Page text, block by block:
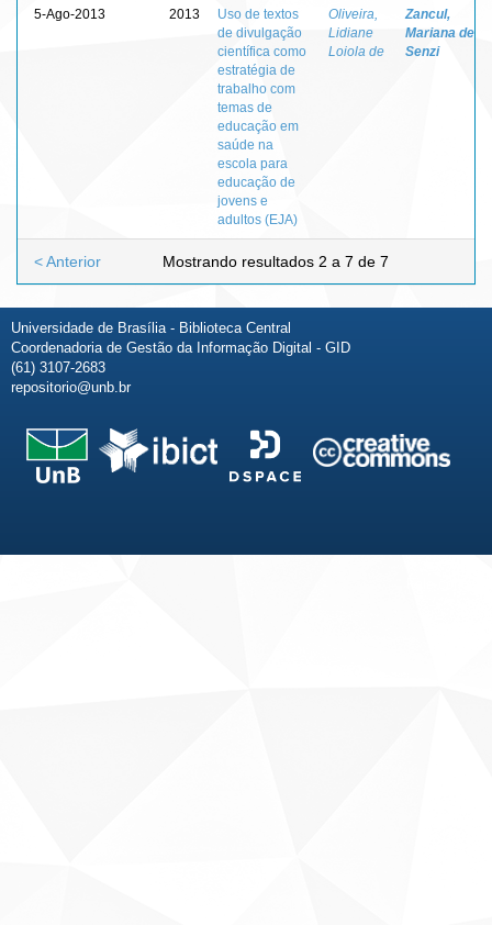
5-Ago-2013 2013
Uso de textos
de divulgação
científica como
estratégia de
trabalho com
temas de
educação em
saúde na
escola para
educação de
jovens e
adultos (EJA)
Oliveira,
Lidiane
Loiola de
Zancul,
Mariana de
Senzi
Mostrando resultados 2 a 7 de 7
< Anterior
Universidade de Brasília - Biblioteca Central
Coordenadoria de Gestão da Informação Digital - GID
(61) 3107-2683
repositorio@unb.br